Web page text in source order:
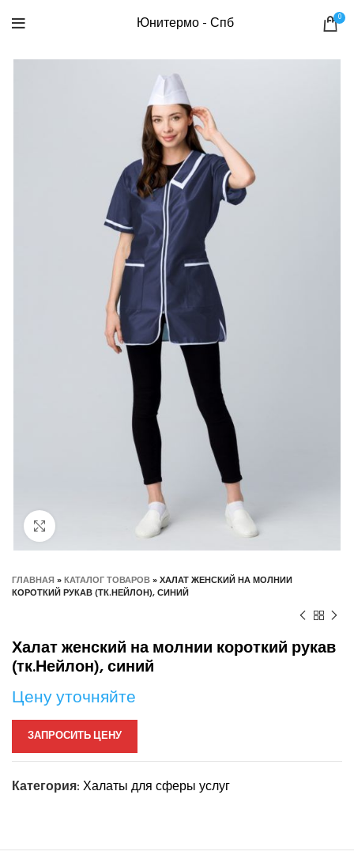
Юнитермо - Спб 0
Нажмите, чтобы увеличить
ГЛАВНАЯ»КАТАЛОГ ТОВАРОВ»ХАЛАТ ЖЕНСКИЙ НА МОЛНИИ
КОРОТКИЙ РУКАВ (ТК.НЕЙЛОН), СИНИЙ
Халат женский на молнии короткий рукав
(тк.Нейлон), синий
Цену уточняйте
ЗАПРОСИТЬ ЦЕНУ
Категория:Халаты для сферы услуг